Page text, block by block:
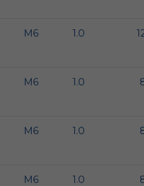
M6 1.0
M6 1.0
M6 1.0
M6 1.0